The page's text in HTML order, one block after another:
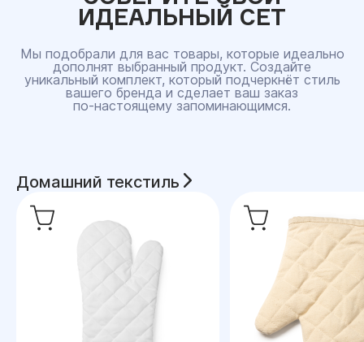
ИДЕАЛЬНЫЙ СЕТ
Мы подобрали для вас товары, которые идеально
дополнят выбранный продукт. Создайте
уникальный комплект, который подчеркнёт стиль
вашего бренда и сделает ваш заказ
по‑настоящему запоминающимся.
Домашний текстиль